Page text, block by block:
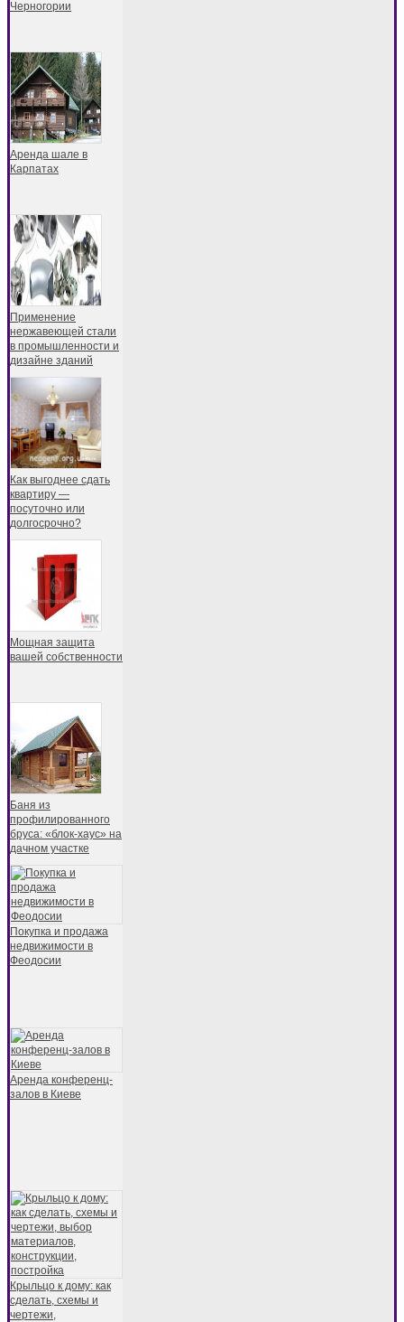
Черногории
Аренда шале в
Карпатах
Применение
нержавеющей стали
в промышленности и
дизайне зданий
Как выгоднее сдать
квартиру —
посуточно или
долгосрочно?
Мощная защита
вашей собственности
Баня из
профилированного
бруса: «блок-хаус» на
дачном участке
Покупка и продажа
недвижимости в
Феодосии
Аренда конференц-
залов в Киеве
Крыльцо к дому: как
сделать, схемы и
чертежи,